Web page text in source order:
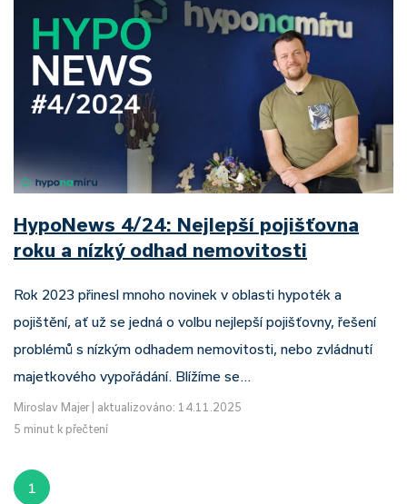
HypoNews 4/24: Nejlepší pojišťovna
roku a nízký odhad nemovitosti
Rok 2023 přinesl mnoho novinek v oblasti hypoték a
pojištění, ať už se jedná o volbu nejlepší pojišťovny, řešení
problémů s nízkým odhadem nemovitosti, nebo zvládnutí
majetkového vypořádání. Blížíme se…
Miroslav Majer
aktualizováno: 14.11.2025
5 minut k přečtení
1